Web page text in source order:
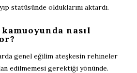
statüsünde olduklarını aktardı.
nasıl
genel eğilim ateşkesin rehineler
edilmemesi gerektiği yönünde.